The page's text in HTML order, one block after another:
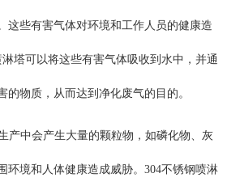
这些有害气体对环境和工作人员的健康造
塔可以将这些有害气体吸收到水中，并通
的物质，从而达到净化废气的目的。
产中会产生大量的颗粒物，如磷化物、灰
环境和人体健康造成威胁。304不锈钢喷淋